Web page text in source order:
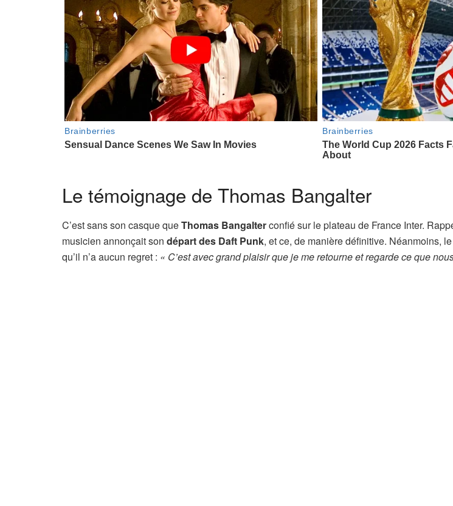
Le témoignage de Thomas Bangalter
C’est sans son casque queThomas Bangalterconfié sur le plateau de France Inter.
musicien annonçait son départ des Daft Punk, et ce, de manière définitive. Néanmoins, le
qu’il n’a aucun regret : « C’est avec grand plaisir que je me retourne et regarde ce que